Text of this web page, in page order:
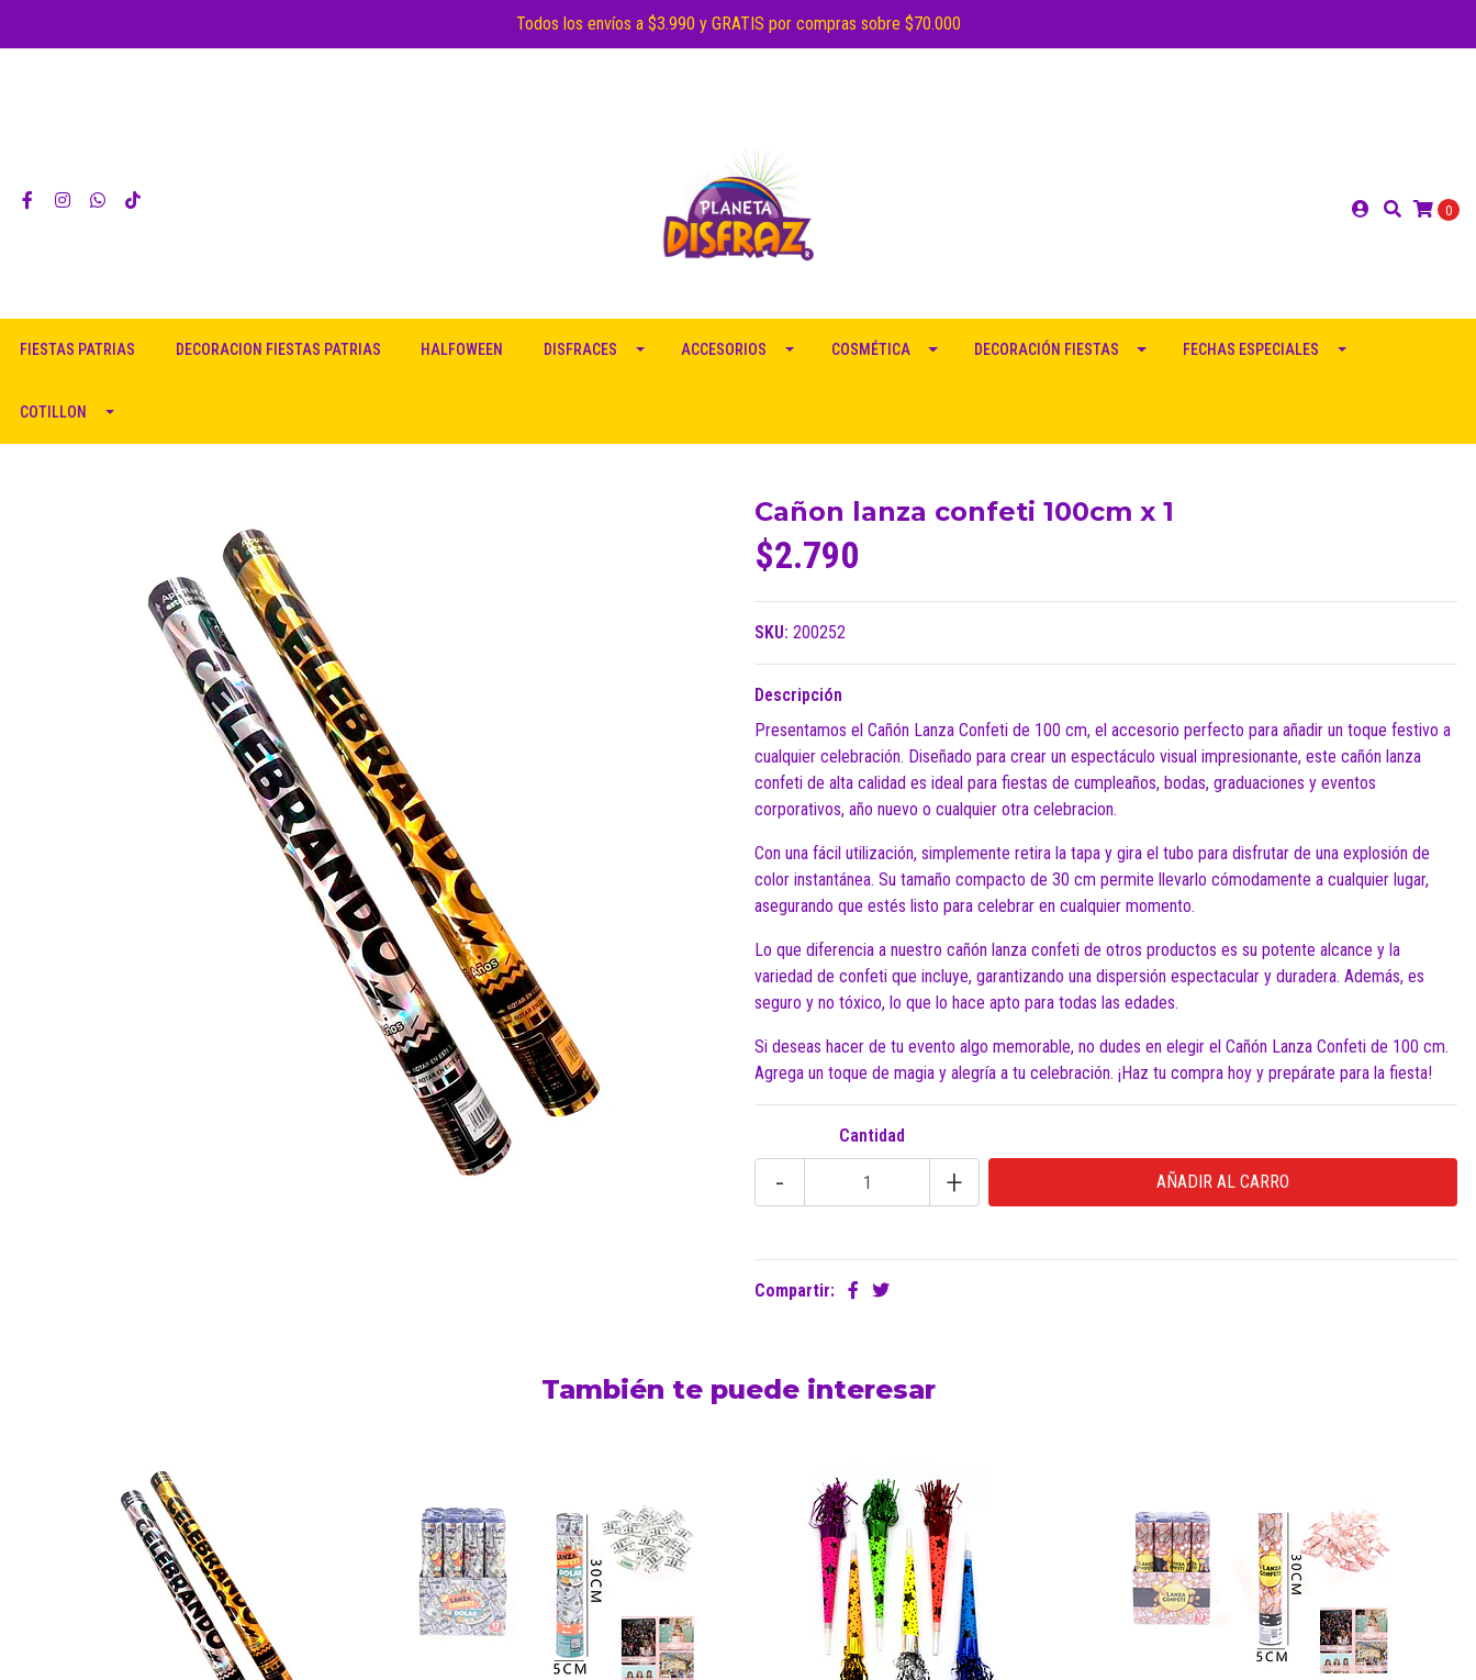
Todos los envíos a $3.990 y GRATIS por compras sobre $70.000
0
FIESTAS PATRIAS DECORACION FIESTAS PATRIAS HALFOWEEN DISFRACES ACCESORIOS COSMÉTICA DECORACIÓN FIESTAS FECHAS ESPECIALES
COTILLON
Cañon lanza confeti 100cm x 1
$2.790
SKU: 200252
Descripción
Presentamos el Cañón Lanza Confeti de 100 cm, el accesorio perfecto para añadir un toque festivo a
cualquier celebración. Diseñado para crear un espectáculo visual impresionante, este cañón lanza
confeti de alta calidad es ideal para fiestas de cumpleaños, bodas, graduaciones y eventos
corporativos, año nuevo o cualquier otra celebracion.
Con una fácil utilización, simplemente retira la tapa y gira el tubo para disfrutar de una explosión de
color instantánea. Su tamaño compacto de 30 cm permite llevarlo cómodamente a cualquier lugar,
asegurando que estés listo para celebrar en cualquier momento.
Lo que diferencia a nuestro cañón lanza confeti de otros productos es su potente alcance y la
variedad de confeti que incluye, garantizando una dispersión espectacular y duradera. Además, es
seguro y no tóxico, lo que lo hace apto para todas las edades.
Si deseas hacer de tu evento algo memorable, no dudes en elegir el Cañón Lanza Confeti de 100 cm.
Agrega un toque de magia y alegría a tu celebración. ¡Haz tu compra hoy y prepárate para la fiesta!
Cantidad
- +
Compartir:
También te puede interesar